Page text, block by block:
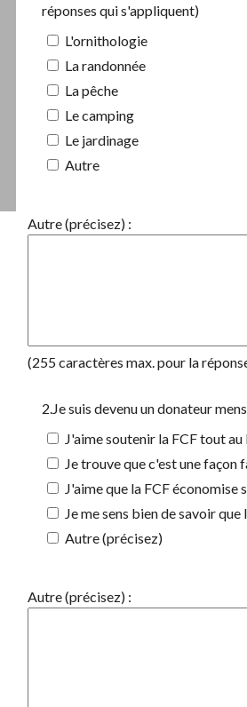
réponses qui s'appliquent)
L'ornithologie
La randonnée
La pêche
Le camping
Le jardinage
Autre
Autre (précisez) :
(255 caractères max. pour la
2.Je suis devenu un donateur
J'aime soutenir la FCF tout au
Je trouve que c'est une
J'aime que la FCF
Je me sens bien de savoir
Autre (précisez)
Autre (précisez) :